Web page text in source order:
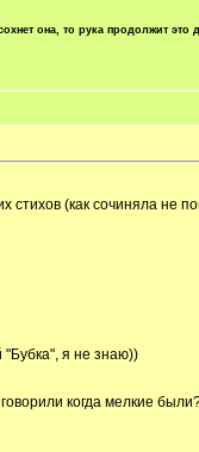
она, то рука продолжит это
стихов (как сочиняла
"Бубка", я не знаю))
когда мелкие